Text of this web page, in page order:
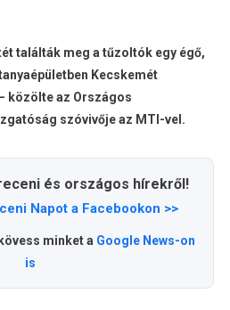
találták meg a tűzoltók egy égő,
Kecskemét
közölte az Országos
szóvivője az MTI-vel.
és országos hírekről!
Napot a Facebookon >>
minket a Google News-on
is